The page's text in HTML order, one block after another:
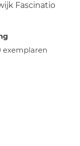
Fascinatio
exemplaren